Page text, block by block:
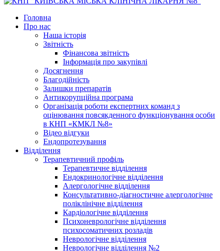
Головна
Про нас
Наша історія
Звітність
Фінансова звітність
Інформація про закупівлі
Досягнення
Благодійність
Залишки препаратів
Антикорупційна програма
Організація роботи експертних команд з
оцінювання повсякденного функціонування особи
в КНП «КМКЛ №8»
Відео відгуки
Ендопротезування
Відділення
Терапевтичний профіль
Терапевтичне відділення
Ендокринологічне відділення
Алергологічне відділення
Консультативно-діагностичне алергологічне
поліклінічне відділення
Кардіологічне відділення
Психоневрологічне відділення
психосоматичних розладів
Неврологічне відділення
Неврологічне відділення №2